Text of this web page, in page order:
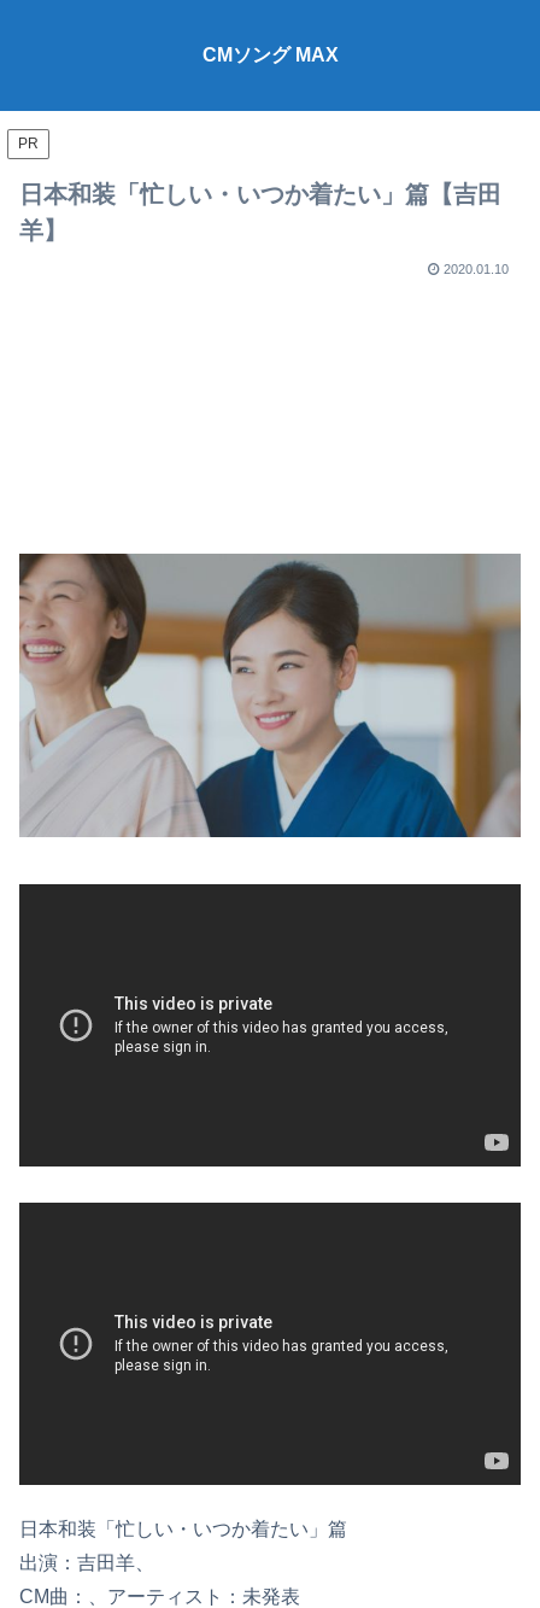
CMソング MAX
PR
日本和装「忙しい・いつか着たい」篇【吉田
羊】
2020.01.10
日本和装「忙しい・いつか着たい」篇
出演：吉田羊、
CM曲：、アーティスト：未発表